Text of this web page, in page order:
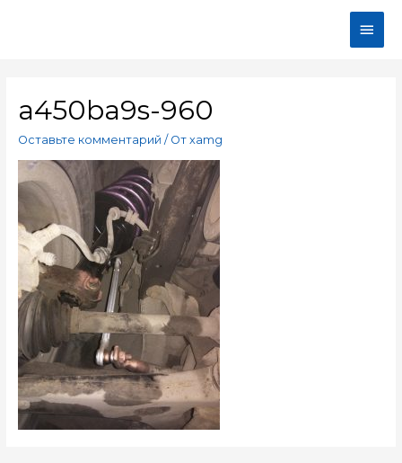
a450ba9s-960
Оставьте комментарий / От xamg